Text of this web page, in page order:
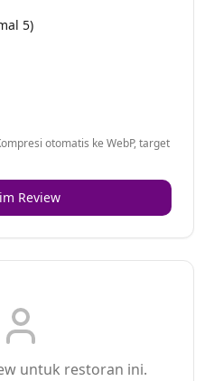
5)
otomatis ke WebP, target
Review
untuk restoran ini.